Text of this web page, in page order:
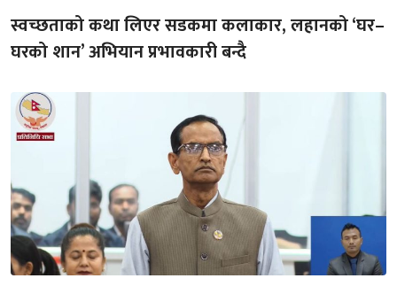
स्वच्छताको कथा लिएर सडकमा कलाकार, लहानको ‘घर–
घरको शान’ अभियान प्रभावकारी बन्दै